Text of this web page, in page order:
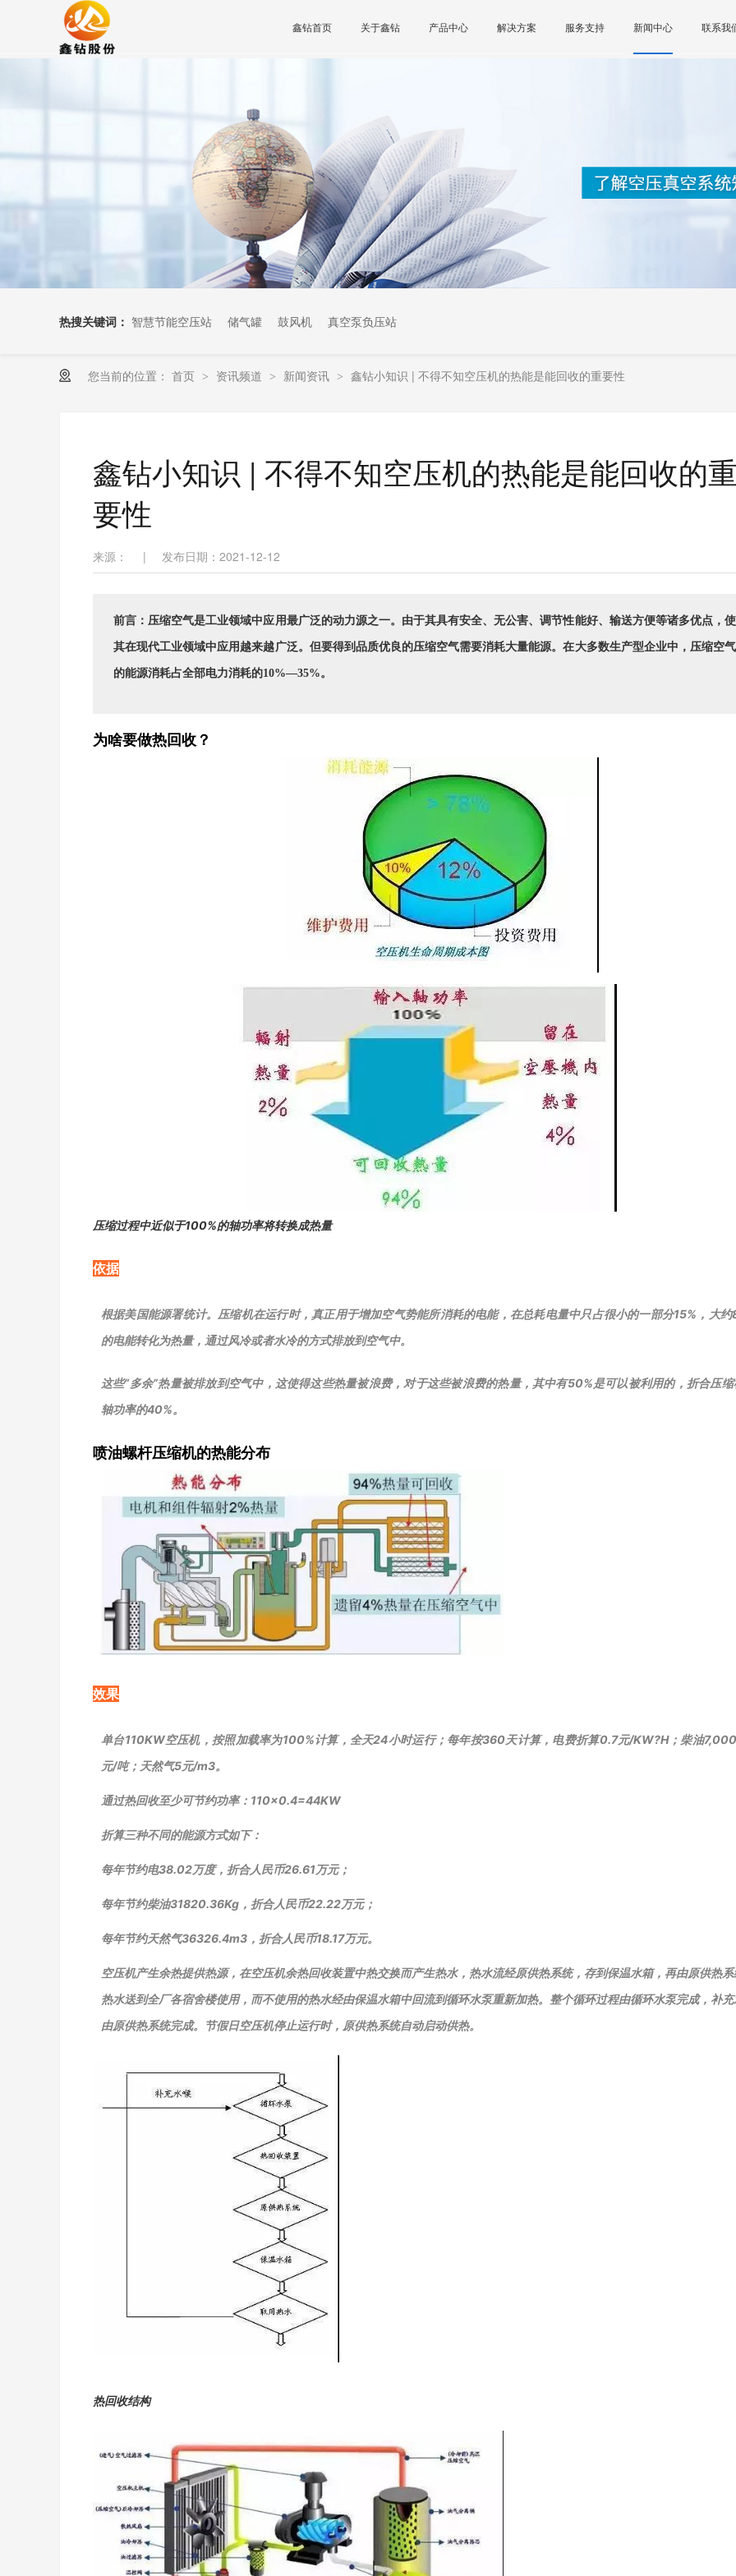
鑫钻首页 关于鑫钻 产品中心 解决方案 服务支持 新闻中心 联系我
热搜关键词： 智慧节能空压站 储气罐 鼓风机 真空泵负压站
您当前的位置： 首页 > 资讯频道 > 新闻资讯 > 鑫钻小知识 | 不得不知空压机的热能是能回收的重要性
鑫钻小知识 | 不得不知空压机的热能是能回收的
要性
来源： | 发布日期：2021-12-12
前言：压缩空气是工业领域中应用最广泛的动力源之一。由于其具有安全、无公害、调节性能好、输送方便等诸多优点，使
其在现代工业领域中应用越来越广泛。但要得到品质优良的压缩空气需要消耗大量能源。在大多数生产型企业中，压缩空气
的能源消耗占全部电力消耗的10%—35%。
为啥要做热回收？
压缩过程中近似于100%的轴功率将转换成热量
依据
根据美国能源署统计。压缩机在运行时，真正用于增加空气势能所消耗的电能，在总耗电量中只占很小的一部分15%，大约
的电能转化为热量，通过风冷或者水冷的方式排放到空气中。
这些“多余”热量被排放到空气中，这使得这些热量被浪费，对于这些被浪费的热量，其中有50%是可以被利用的，折合压缩
轴功率的40%。
喷油螺杆压缩机的热能分布
效果
单台110KW空压机，按照加载率为100%计算，全天24小时运行；每年按360天计算，电费折算0.7元/KW?H；柴油
元/吨；天然气5元/m3。
通过热回收至少可节约功率：110×0.4=44KW
折算三种不同的能源方式如下：
每年节约电38.02万度，折合人民币26.61万元；
每年节约柴油31820.36Kg，折合人民币22.22万元；
每年节约天然气36326.4m3，折合人民币18.17万元。
空压机产生余热提供热源，在空压机余热回收装置中热交换而产生热水，热水流经原供热系统，存到保温水箱，再由原供热
热水送到全厂各宿舍楼使用，而不使用的热水经由保温水箱中回流到循环水泵重新加热。整个循环过程由循环水泵完成，补
由原供热系统完成。节假日空压机停止运行时，原供热系统自动启动供热。
热回收结构